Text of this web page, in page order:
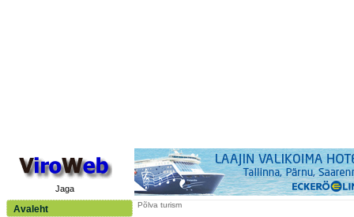
Jaga
Avaleht
Põlva turism